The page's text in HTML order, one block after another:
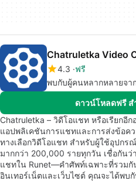
Chatruletka Video
4.3 ฟรี
พบกับผู้คนหลากหลายจา
ดาวน์โหลดฟรี
Chatruletka – วิดีโอแชท หรือเรียกอีก
แอปพลิเคชันการแชทและการส่งข้อ
ทางเลือกวิดีโอแชท สำหรับผู้ใช้อุปกร
มากกว่า 200,000 รายทุกวัน เชื่อกัน
แชทใน Runet—คำศัพท์เฉพาะที่รวม
อินเทอร์เน็ตและเว็บไซต์ คุณจะได้พบ